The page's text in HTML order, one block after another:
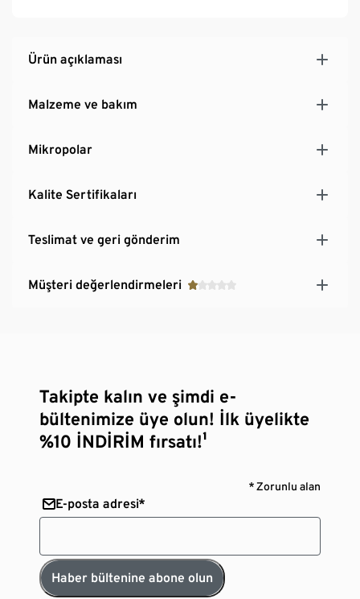
Ürün açıklaması
Malzeme ve bakım
Mikropolar
Kalite Sertifikaları
Teslimat ve geri gönderim
Müşteri değerlendirmeleri
Takipte kalın ve şimdi e-
bültenimize üye olun! İlk üyelikte
%10 İNDİRİM fırsatı!¹
* Zorunlu alan
E-posta adresi*
Haber bültenine abone olun